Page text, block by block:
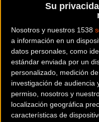
Su
Nosotros y nuestros 1538
a información en un
datos personales, como
estándar enviada por un
personalizado, medición
investigación de audiencia
permiso, nosotros y
localización geográfica
características de
11:30 Entrega de premios
12:00 Féminas
13:00 Elite y sub23
14:00 Entrega de premios